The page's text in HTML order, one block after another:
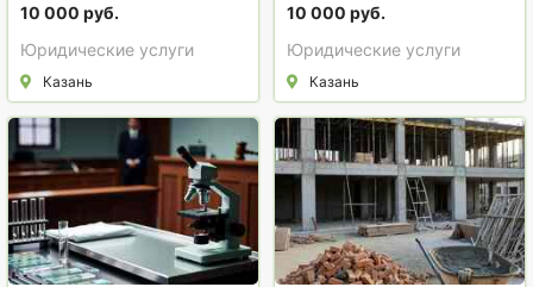
экспертизы в Казани
10 000 руб.
Юридические услуги
Казань
документации в
строительстве в
Казани
10 000 руб.
Юридические услуги
Казань